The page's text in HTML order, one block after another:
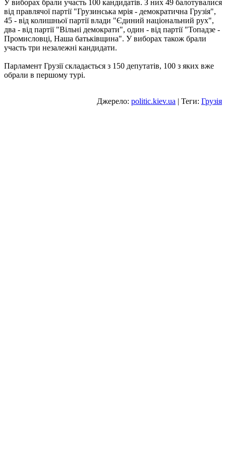
У виборах брали участь 100 кандидатів. З них 49 балотувалися
від правлячої партії "Грузинська мрія - демократична Грузія",
45 - від колишньої партії влади "Єдиний національний рух",
два - від партії "Вільні демократи", один - від партії "Топадзе -
Промисловці, Наша батьківщина". У виборах також брали
участь три незалежні кандидати.
Парламент Грузії складається з 150 депутатів, 100 з яких вже
обрали в першому турі.
Джерело: politic.kiev.ua | Теги: Грузія